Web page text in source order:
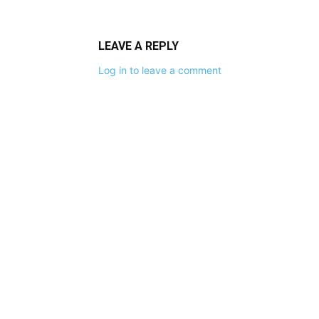
LEAVE A REPLY
Log in to leave a comment